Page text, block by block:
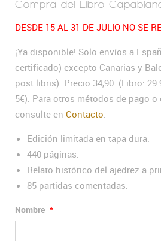
Compra del Libro
DESDE 15 AL 31 DE JULIO NO SE
¡Ya disponible! Solo envíos a
certificado) excepto Canarias y
post libris). Precio 34,90 (Libro:
5€). Para otros métodos de pago
consulte en Contacto
Edición limitada en tapa dura.
440 páginas.
Relato histórico del ajedrez a
85 partidas comentadas.
Nombre *